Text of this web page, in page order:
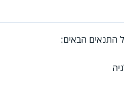
התנאים הבאים: